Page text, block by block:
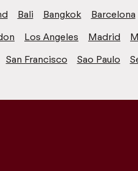
Bali Bangkok Barcelona
Los Angeles Madrid
San Francisco
Sao Paulo